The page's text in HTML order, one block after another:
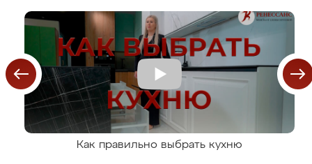
Как правильно выбрать кухню